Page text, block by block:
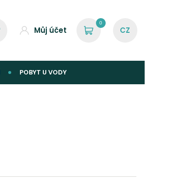
Můj účet
0
POBYT U VODY